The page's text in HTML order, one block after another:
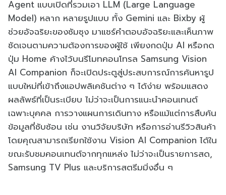
Agent แบบเปิดที่รวมเอา LLM (Large Language
Model) หลาก หลายรูปแบบ ทั้ง Gemini และ Bixby ผู้
ช่วยอัจฉริยะของซัมซุง มาแชร์คำตอบอัจฉริยะและเห็นภาพ
ชัดเจนตามความต้องการของผู้ใช้ เพียงกดปุ่ม AI หรือกด
ปุ่ม Home ค้างไว้บนรีโมทคอนโทรล Samsung Vision
AI Companion ก็จะเปิดประตูสู่ประสบการณ์การค้นหารูป
แบบใหม่ที่เข้าถึงแอปพลิเคชันต่าง ๆ ได้ง่าย พร้อมแสดง
ผลลัพธ์ที่เป็นระเบียบ ไม่ว่าจะเป็นการแนะนำคอนเทนต์
เฉพาะบุคคล การวางแผนการเดินทาง หรือแม้แต่การสืบค้น
ข้อมูลที่ซับซ้อน เช่น งานวิจัยบริษัท หรือการอ่านรีวิวสินค้า
โดยคุณสามารถเรียกใช้งาน Vision AI Companion ได้ใน
ขณะรับชมคอนเทนต์จากทุกแหล่ง ไม่ว่าจะเป็นรายการสด,
Samsung TV Plus และบริการสตรีมมิ่งอื่น ๆ